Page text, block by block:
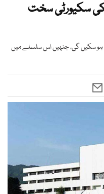
کی سکیورٹی سخت
سکیں گی، جنہیں اس سلسلے میں